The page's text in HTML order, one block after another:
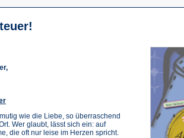
wie die Liebe, so überraschend
Wer glaubt, lässt sich ein: auf
die oft nur leise im Herzen spricht.